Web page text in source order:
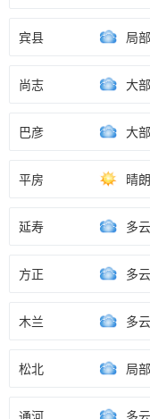
宾县 局
尚志 大
巴彦 大
平房 晴朗
延寿 多云
方正 多云
木兰 多云
松北 局